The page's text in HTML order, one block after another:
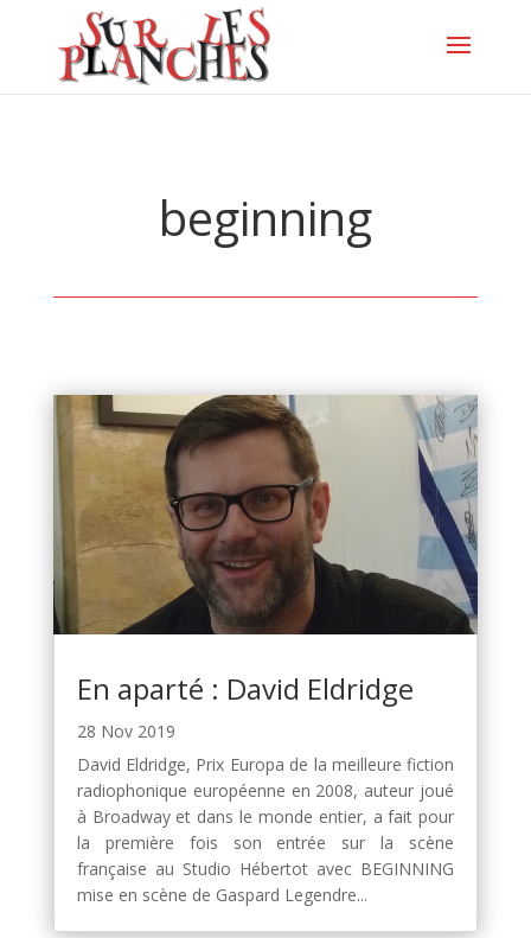
beginning
En aparté : David Eldridge
28 Nov 2019
David Eldridge, Prix Europa de la meilleure fiction
radiophonique européenne en 2008, auteur joué
à Broadway et dans le monde entier, a fait pour
la première fois son entrée sur la scène
française au Studio Hébertot avec BEGINNING
mise en scène de Gaspard Legendre...